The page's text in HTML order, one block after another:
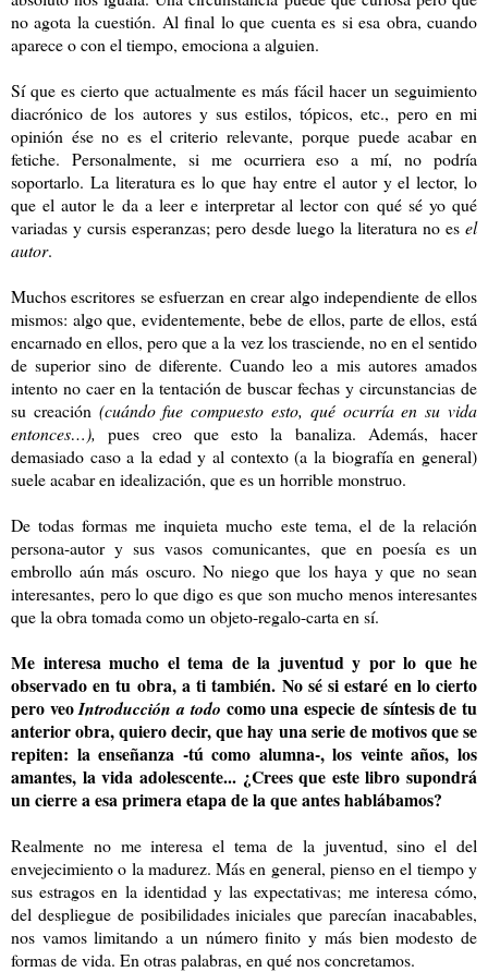
no agota la cuestión. Al final lo que cuenta es si esa obra, cuando
aparece o con el tiempo, emociona a alguien.
Sí que es cierto que actualmente es más fácil hacer un seguimiento
diacrónico de los autores y sus estilos, tópicos, etc., pero en mi
opinión ése no es el criterio relevante, porque puede acabar en
fetiche. Personalmente, si me ocurriera eso a mí, no podría
soportarlo. La literatura es lo que hay entre el autor y el lector, lo
que el autor le da a leer e interpretar al lector con qué sé yo qué
variadas y cursis esperanzas; pero desde luego la literatura no es el
autor.
Muchos escritores se esfuerzan en crear algo independiente de ellos
mismos: algo que, evidentemente, bebe de ellos, parte de ellos, está
encarnado en ellos, pero que a la vez los trasciende, no en el sentido
de superior sino de diferente. Cuando leo a mis autores amados
intento no caer en la tentación de buscar fechas y circunstancias de
su creación (cuándo fue compuesto esto, qué ocurría en su vida
entonces…), pues creo que esto la banaliza. Además, hacer
demasiado caso a la edad y al contexto (a la biografía en general)
suele acabar en idealización, que es un horrible monstruo.
De todas formas me inquieta mucho este tema, el de la relación
persona-autor y sus vasos comunicantes, que en poesía es un
embrollo aún más oscuro. No niego que los haya y que no sean
interesantes, pero lo que digo es que son mucho menos interesantes
que la obra tomada como un objeto-regalo-carta en sí.
Me interesa mucho el tema de la juventud y por lo que he
observado en tu obra, a ti también. No sé si estaré en lo cierto
pero veoIntroducción a todo como una especie de síntesis de tu
anterior obra, quiero decir, que hay una serie de motivos que se
repiten: la enseñanza -tú como alumna-, los veinte años, los
amantes, la vida adolescente... ¿Crees que este libro supondrá
un cierre a esa primera etapa de la que antes hablábamos?
Realmente no me interesa el tema de la juventud, sino el del
envejecimiento o la madurez. Más en general, pienso en el tiempo y
sus estragos en la identidad y las expectativas; me interesa cómo,
del despliegue de posibilidades iniciales que parecían inacabables,
nos vamos limitando a un número finito y más bien modesto de
formas de vida. En otras palabras, en qué nos concretamos.